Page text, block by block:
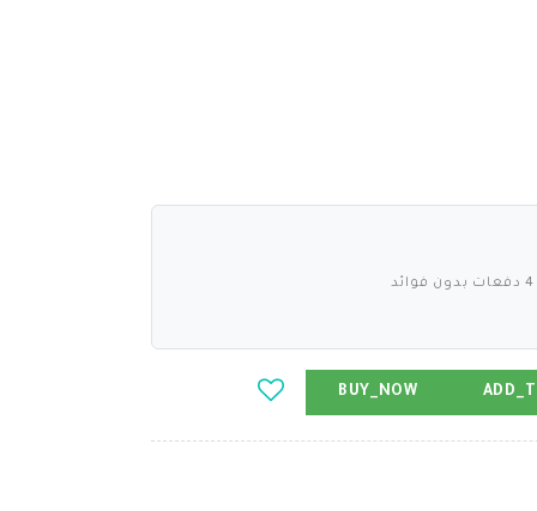
BUY_NOW